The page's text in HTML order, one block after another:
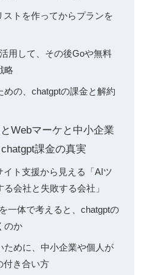
ストを作ってからプランを
用して、その後Goや無料
略
の、chatgptの課金と解約
Webマーケと中小企業
課金の真実
イト支援から見える「AIツ
会社と失敗する会社」
一体で考えると、chatgptの
のか
ために、中小企業や個人が
付き合い方